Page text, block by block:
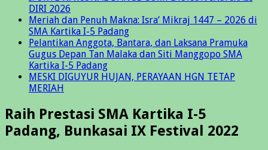
DIRI 2026
Meriah dan Penuh Makna: Isra’ Mikraj 1447 – 2026 di
SMA Kartika I-5 Padang
Pelantikan Anggota, Bantara, dan Laksana Pramuka
Gugus Depan Tan Malaka dan Siti Manggopo SMA
Kartika I-5 Padang
MESKI DIGUYUR HUJAN, PERAYAAN HGN TETAP
MERIAH
Raih Prestasi SMA Kartika I-5
Padang, Bunkasai IX Festival 2022